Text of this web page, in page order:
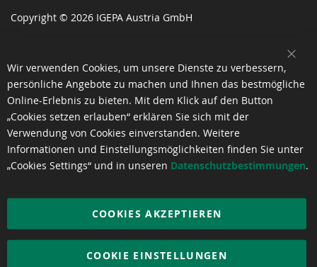
Copyright © 2026 IGEPA Austria GmbH
Wir verwenden Cookies, um unsere Dienste zu verbessern,
persönliche Angebote zu machen und Ihnen das bestmögliche
Online-Erlebnis zu bieten. Mit dem Klick auf den Button
„Cookies setzen erlauben“ erklären Sie sich mit der
Verwendung von Cookies einverstanden. Weitere
Informationen und Einstellungsmöglichkeiten finden Sie unter
„Cookies Settings“ und in unseren Datenschutzbestimmungen.
COOKIES AKZEPTIEREN
COOKIE EINSTELLUNGEN